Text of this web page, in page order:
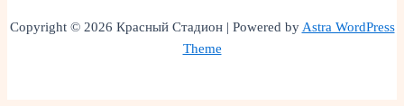
Copyright © 2026 Красный Стадион | Powered byAstra WordPress
Theme